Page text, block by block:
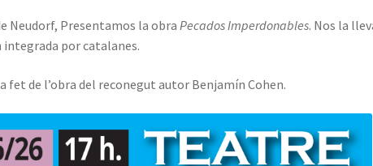
Neudorf, Presentamos la obraPecados Imperdonables. Nos la
por catalanes.
fet de l’obra del reconegut autor Benjamín Cohen.